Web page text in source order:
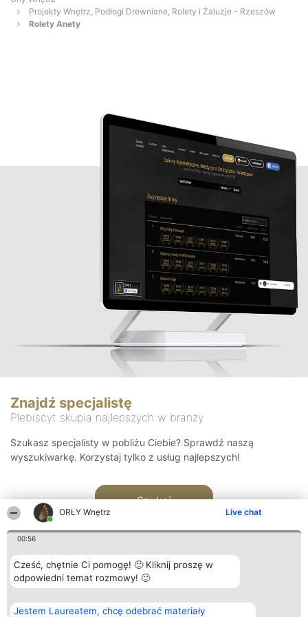
ORŁY Wnętrz Live chat
00:56
Cześć, chętnie Ci pomogę! 🙂 Kliknij proszę w
odpowiedni temat rozmowy! 🙂
Jestem Laureatem, chcę odebrać materiały
Projekty Wnętrz, Podłogi Drewniane, Rolety i Żaluzje - Rzeszów
Rolety Anety
Znajdź specjalistę
Plebiscyt skupia najlepszych w branży
Szukasz specjalisty w pobliżu Ciebie? Sprawdź naszą
wyszukiwarkę. Korzystaj tylko z usług najlepszych!
Szukaj
Organizator plebiscytu
Bright Side Solutions sp. z o.
Plebiscyt
Laureaci
Kontakt
Kontakt